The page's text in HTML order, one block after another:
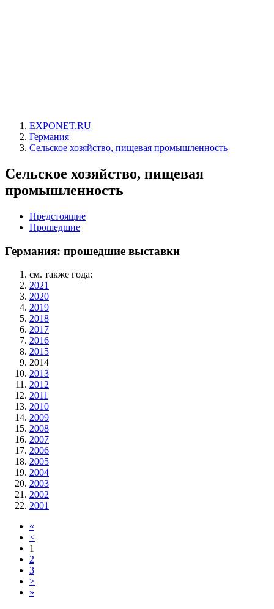
EXPONET.RU
Германия
Сельское хозяйство, пищевая промышленность
Сельское хозяйство, пищевая
промышленность
Предстоящие
Прошедшие
Германия: прошедшие выставки
см. также года:
2021
2020
2019
2018
2017
2016
2015
2014
2013
2012
2011
2010
2009
2008
2007
2006
2005
2004
2003
2002
2001
«
<
1
2
3
>
»